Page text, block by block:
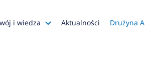
i wiedza Aktualności Drużyna A